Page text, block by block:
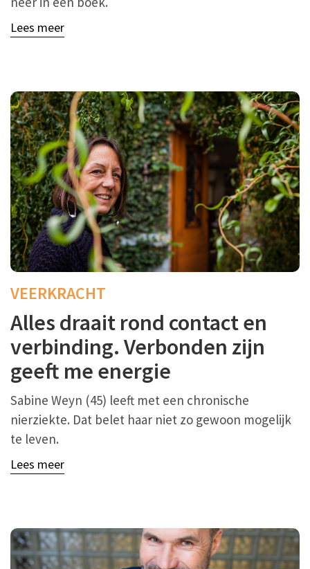
Lees meer
VEERKRACHT
Alles draait rond contact en
verbinding. Verbonden zijn
geeft me energie
Sabine Weyn (45) leeft met een chronische
nierziekte. Dat belet haar niet zo gewoon mogelijk
te leven.
Lees meer